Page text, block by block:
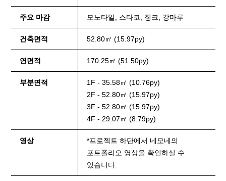
주요 마감 모노타일, 스타코, 징크, 강마루
건축면적 52.80㎡ (15.97py)
연면적 170.25㎡ (51.50py)
부분면적
1F - 35.58㎡ (10.76py)
2F - 52.80㎡ (15.97py)
3F - 52.80㎡ (15.97py)
4F - 29.07㎡ (8.79py)
영상
*프로젝트 하단에서 네모네의
포트폴리오 영상을 확인하실 수
있습니다.